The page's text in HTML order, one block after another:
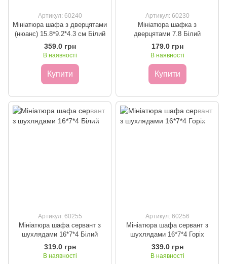
Артикул: 60240
Мініатюра шафа з дверцятами
(нюанс) 15.8*9.2*4.3 см Білий
359.0 грн
В наявності
Купити
Артикул: 60230
Мініатюра шафка з
дверцятами 7.8 Білий
179.0 грн
В наявності
Купити
Артикул: 60255
Мініатюра шафа сервант з
шухлядами 16*7*4 Білий
319.0 грн
В наявності
Артикул: 60256
Мініатюра шафа сервант з
шухлядами 16*7*4 Горіх
339.0 грн
В наявності